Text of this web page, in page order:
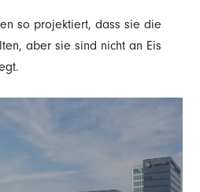
so projektiert, dass sie die
aber sie sind nicht an Eis